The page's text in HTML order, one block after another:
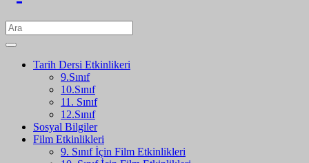
Tarih Dersi Etkinlikeri
9.Sınıf
10.Sınıf
11. Sınıf
12.Sınıf
Sosyal Bilgiler
Film Etkinlikleri
9. Sınıf İçin Film Etkinlikleri